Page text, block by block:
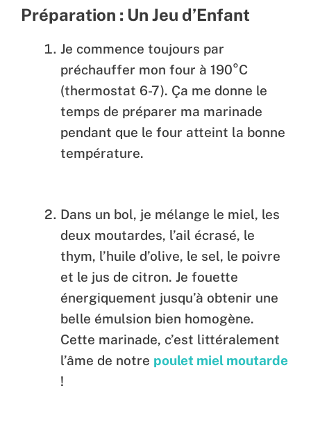
Préparation : Un Jeu d’Enfant
Je commence toujours par
préchauffer mon four à 190°C
(thermostat 6-7). Ça me donne le
temps de préparer ma marinade
pendant que le four atteint la bonne
température.
Dans un bol, je mélange le miel, les
deux moutardes, l’ail écrasé, le
thym, l’huile d’olive, le sel, le poivre
et le jus de citron. Je fouette
énergiquement jusqu’à obtenir une
belle émulsion bien homogène.
Cette marinade, c’est littéralement
l’âme de notre poulet miel moutarde
!